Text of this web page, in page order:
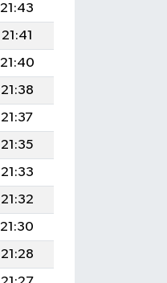
21:43
21:41
21:40
21:38
21:37
21:35
21:33
21:32
21:30
21:28